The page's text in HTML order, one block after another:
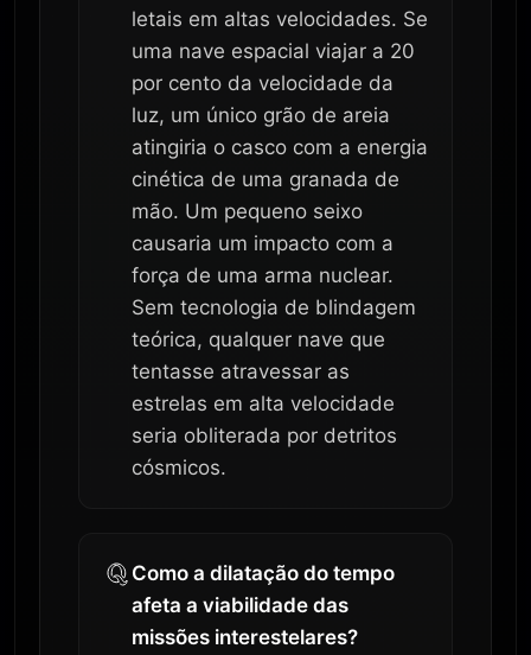
letais em altas velocidades. Se
uma nave espacial viajar a 20
por cento da velocidade da
luz, um único grão de areia
atingiria o casco com a energia
cinética de uma granada de
mão. Um pequeno seixo
causaria um impacto com a
força de uma arma nuclear.
Sem tecnologia de blindagem
teórica, qualquer nave que
tentasse atravessar as
estrelas em alta velocidade
seria obliterada por detritos
cósmicos.
Como a dilatação do tempo
afeta a viabilidade das
missões interestelares?